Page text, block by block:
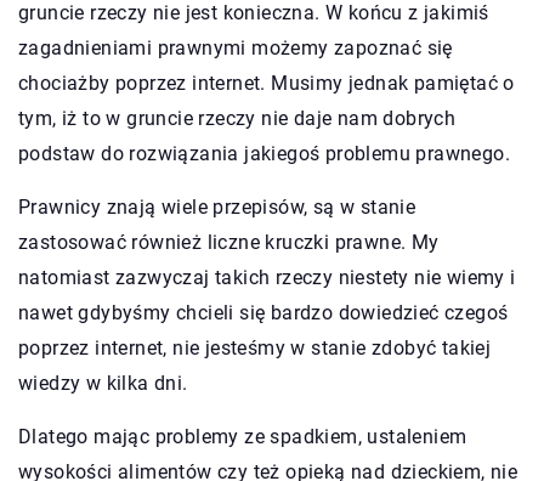
gruncie rzeczy nie jest konieczna. W końcu z jakimiś
zagadnieniami prawnymi możemy zapoznać się
chociażby poprzez internet. Musimy jednak pamiętać o
tym, iż to w gruncie rzeczy nie daje nam dobrych
podstaw do rozwiązania jakiegoś problemu prawnego.
Prawnicy znają wiele przepisów, są w stanie
zastosować również liczne kruczki prawne. My
natomiast zazwyczaj takich rzeczy niestety nie wiemy i
nawet gdybyśmy chcieli się bardzo dowiedzieć czegoś
poprzez internet, nie jesteśmy w stanie zdobyć takiej
wiedzy w kilka dni.
Dlatego mając problemy ze spadkiem, ustaleniem
wysokości alimentów czy też opieką nad dzieckiem, nie